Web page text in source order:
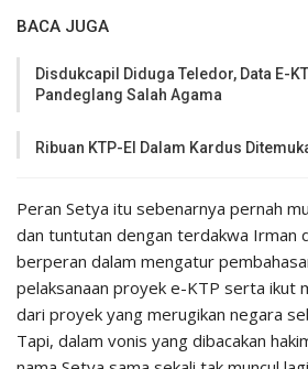
BACA JUGA
Disdukcapil Diduga Teledor, Data E-
Pandeglang Salah Agama
Ribuan KTP-El Dalam Kardus
Peran Setya itu sebenarnya pernah
dan tuntutan dengan terdakwa Irman
berperan dalam mengatur
pelaksanaan proyek e-KTP serta ikut
dari proyek yang merugikan negara
Tapi, dalam vonis yang dibacakan